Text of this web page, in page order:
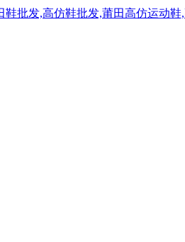
批发,高仿鞋批发,莆田高仿运动